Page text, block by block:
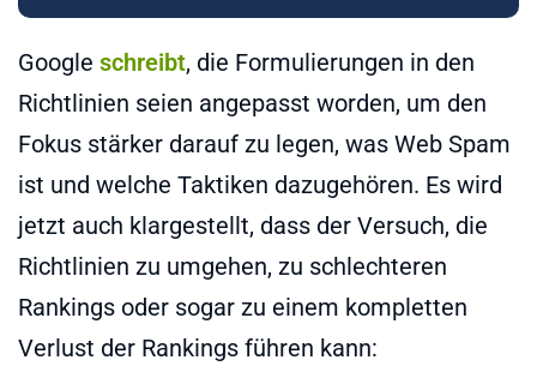
Google schreibt, die Formulierungen in den
Richtlinien seien angepasst worden, um den
Fokus stärker darauf zu legen, was Web Spam
ist und welche Taktiken dazugehören. Es wird
jetzt auch klargestellt, dass der Versuch, die
Richtlinien zu umgehen, zu schlechteren
Rankings oder sogar zu einem kompletten
Verlust der Rankings führen kann: